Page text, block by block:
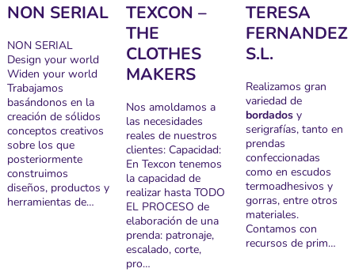
NON SERIAL
NON SERIAL
Design your world
Widen your world
Trabajamos
basándonos en la
creación de sólidos
conceptos creativos
sobre los que
posteriormente
construimos
diseños, productos y
herramientas de…
TEXCON –
THE
CLOTHES
MAKERS
Nos amoldamos a
las necesidades
reales de nuestros
clientes: Capacidad:
En Texcon tenemos
la capacidad de
realizar hasta TODO
EL PROCESO de
elaboración de una
prenda: patronaje,
escalado, corte,
pro…
TERESA
FERNANDEZ
S.L.
Realizamos gran
variedad de
bordados y
serigrafías, tanto en
prendas
confeccionadas
como en escudos
termoadhesivos y
gorras, entre otros
materiales.
Contamos con
recursos de prim…